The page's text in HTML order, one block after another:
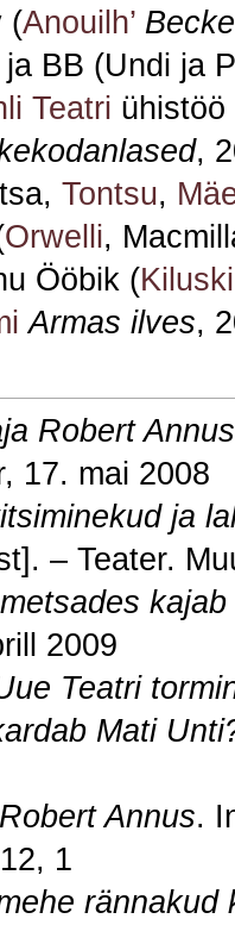
(Anouilh’
ja BB (Undi ja
Teatri ühistöö
,
Tontsu,
Orwelli,
Ööbik (Kiluski
Armas ilves,
Robert
17. mai 2008
ja
– Teater.
2009
Teatri
Mati
Annus.
1
rännakud